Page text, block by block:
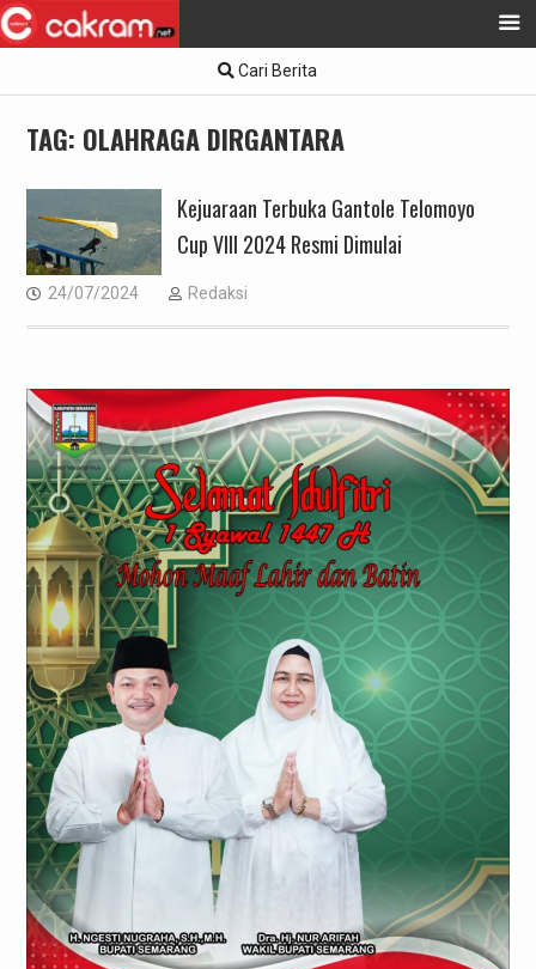
to
Cari Berita
TAG: OLAHRAGA DIRGANTARA
Kejuaraan Terbuka Gantole Telomoyo
Cup VIII 2024 Resmi Dimulai
24/07/2024 Redaksi